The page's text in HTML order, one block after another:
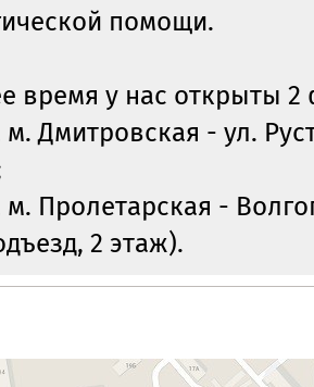
помощи.
время у нас открыты
м. Дмитровская - ул.
м. Пролетарская -
2 этаж).